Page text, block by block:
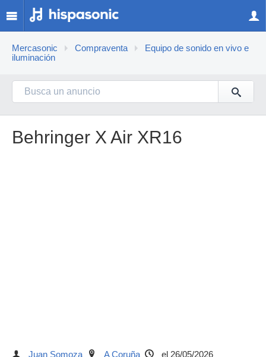
Mercasonic Compraventa
Equipo de sonido en vivo e
iluminación
Behringer X Air XR16
Juan Somoza A Coruña el 26/05/2026